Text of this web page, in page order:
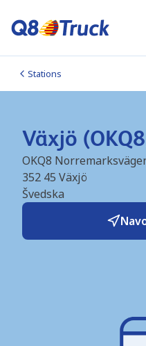
Stations
Växjö
OKQ8
352 45 Växjö
Švedska